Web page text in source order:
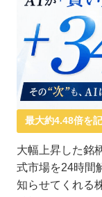
最大約4.48倍を
大幅上昇した銘
式市場を24時間
知らせてくれる